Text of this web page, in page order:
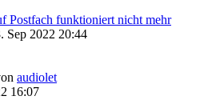
Postfach funktioniert nicht mehr
Sep 2022 20:44
audiolet
16:07